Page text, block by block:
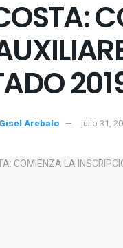
Gisel Arebalo julio 31,